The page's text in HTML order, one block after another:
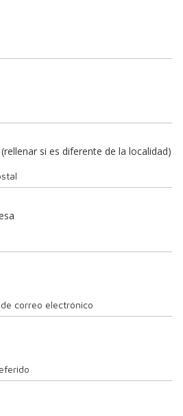
si es diferente de la localidad)